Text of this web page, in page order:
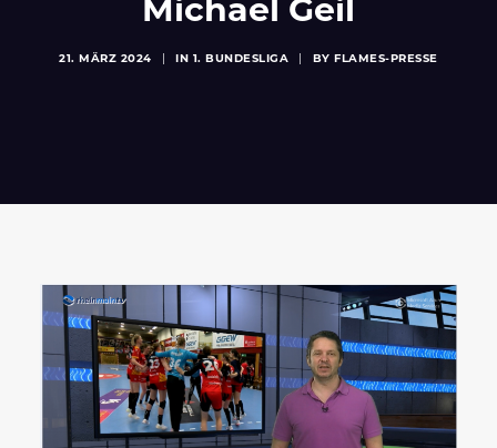
TICKETS
Michael Geil
21. MÄRZ 2024 IN 1. BUNDESLIGA BY FLAMES-PRESSE